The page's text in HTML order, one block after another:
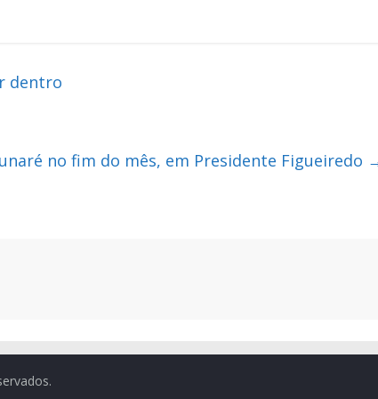
dentro
no fim do mês, em Presidente Figueiredo